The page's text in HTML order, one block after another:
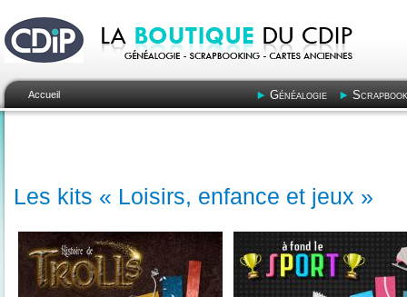
Accueil Généalogie
Les kits « Loisirs, enfance et jeux »